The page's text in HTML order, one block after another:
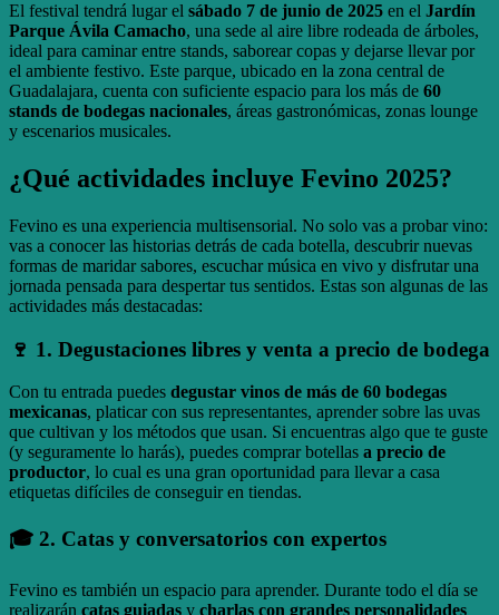
El festival tendrá lugar el sábado 7 de junio de 2025 en el Jardín
Parque Ávila Camacho, una sede al aire libre rodeada de árboles,
ideal para caminar entre stands, saborear copas y dejarse llevar por
el ambiente festivo. Este parque, ubicado en la zona central de
Guadalajara, cuenta con suficiente espacio para los más de 60
stands de bodegas nacionales, áreas gastronómicas, zonas lounge
y escenarios musicales.
¿Qué actividades incluye Fevino 2025?
Fevino es una experiencia multisensorial. No solo vas a probar vino:
vas a conocer las historias detrás de cada botella, descubrir nuevas
formas de maridar sabores, escuchar música en vivo y disfrutar una
jornada pensada para despertar tus sentidos. Estas son algunas de las
actividades más destacadas:
🍷 1. Degustaciones libres y venta a precio de bodega
Con tu entrada puedes degustar vinos de más de 60 bodegas
mexicanas, platicar con sus representantes, aprender sobre las uvas
que cultivan y los métodos que usan. Si encuentras algo que te guste
(y seguramente lo harás), puedes comprar botellas a precio de
productor, lo cual es una gran oportunidad para llevar a casa
etiquetas difíciles de conseguir en tiendas.
🎓 2. Catas y conversatorios con expertos
Fevino es también un espacio para aprender. Durante todo el día se
realizarán catas guiadas y charlas con grandes personalidades